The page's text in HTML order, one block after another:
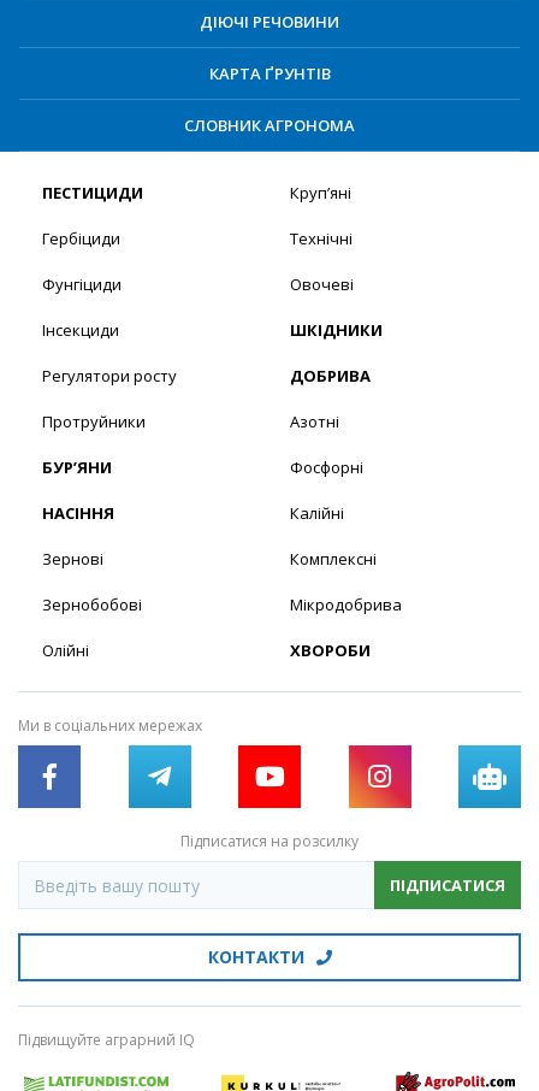
ДІЮЧІ РЕЧОВИНИ
КАРТА ҐРУНТІВ
СЛОВНИК АГРОНОМА
ПЕСТИЦИДИ
Гербіциди
Фунгіциди
Інсекциди
Регулятори росту
Протруйники
БУР’ЯНИ
НАСІННЯ
Зернові
Зернобобові
Олійні
Круп’яні
Технічні
Овочеві
ШКІДНИКИ
ДОБРИВА
Азотні
Фосфорні
Калійні
Комплексні
Мікродобрива
ХВОРОБИ
Ми в соціальних мережах
Підписатися на розсилку
ПІДПИСАТИСЯ
КОНТАКТИ
Підвищуйте аграрний IQ